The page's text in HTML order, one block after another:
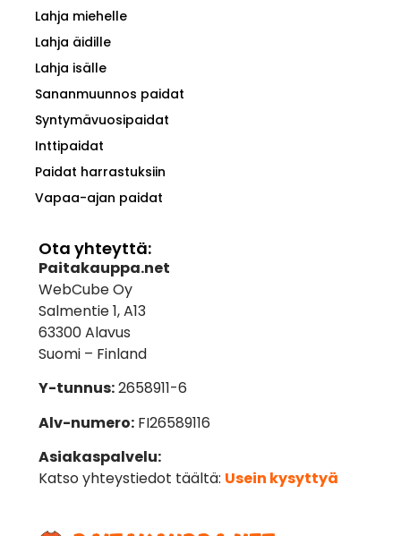
Lahja miehelle
Lahja äidille
Lahja isälle
Sananmuunnos paidat
Syntymävuosipaidat
Inttipaidat
Paidat harrastuksiin
Vapaa-ajan paidat
Ota yhteyttä:
Paitakauppa.net
WebCube Oy
Salmentie 1, A13
63300 Alavus
Suomi – Finland
Y-tunnus:2658911-6
Alv-numero:FI26589116
Asiakaspalvelu:
Katso yhteystiedot täältä: Usein kysyttyä